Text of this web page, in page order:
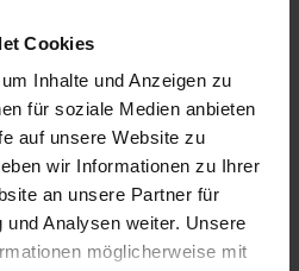
Cookies
Inhalte und Anzeigen zu
für soziale Medien anbieten
auf unsere Website zu
wir Informationen zu Ihrer
an unsere Partner für
Analysen weiter. Unsere
möglicherweise mit
Sackware
Januar
Mai
für Holzpellets in Deutschland
unsererPelletspreise -Seite